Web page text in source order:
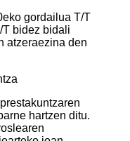
gordailua T/T
T bidez bidali
atzeraezina den
hartzen ditu.